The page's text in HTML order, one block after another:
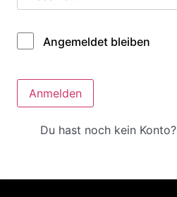
Alternative:
Angemeldet bleiben
Anmelden
Du hast noch kein Konto?